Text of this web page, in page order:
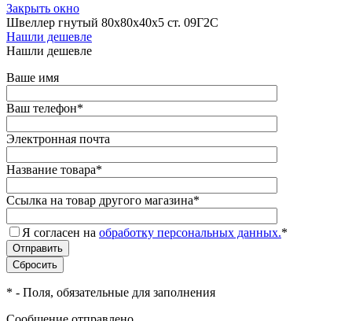
Закрыть окно
Швеллер гнутый 80х80х40х5 ст. 09Г2С
Нашли дешевле
Нашли дешевле
Ваше имя
Ваш телефон*
Электронная почта
Название товара*
Ссылка на товар другого магазина*
Я согласен на обработку персональных данных.*
* - Поля, обязательные для заполнения